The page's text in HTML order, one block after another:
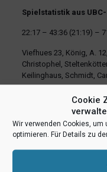
Cookie
Wir verwenden Cookies,
optimieren. Für Details zu
Spielstatistik aus
22:17 – 43:36 (21:19) –
Viefhues 23, König, A.
Christophel,
Keilinghaus, Schmidt,
RSS-feed